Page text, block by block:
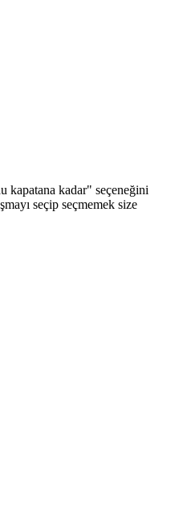
kapatana kadar" seçeneğini
seçip seçmemek size